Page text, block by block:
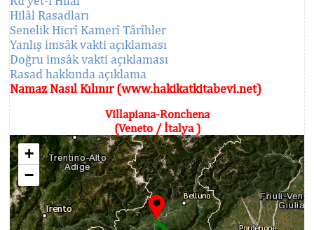
Hilâl Rasadları
Senelik Hicrî Kamerî Târîhler
Yanlış imsâk vakti açıklaması
Doğru imsâk vakti açıklaması
Rasad hakkında açıklama
Namaz Nasıl Kılınır (www.hakikatkitabevi.net)
Villapiana-Ronchena
(Veneto / İtalya )
+
−